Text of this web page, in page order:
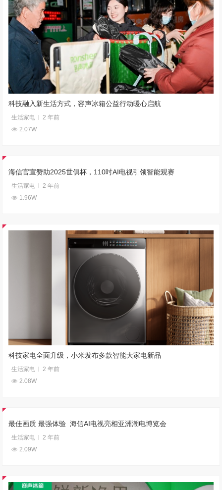
科技融入新生活方式，容声冰箱公益行动暖心启航
生活家电
2 年前
2.07W
海信官宣赞助2025世俱杯，110吋AI电视引领智能观赛
生活家电
2 年前
1.96W
科技家电全面升级，小米发布多款智能大家电新品
生活家电
2 年前
2.08W
最佳画质 最强体验 海信AI电视亮相亚洲潮电博览会
生活家电
2 年前
2.09W